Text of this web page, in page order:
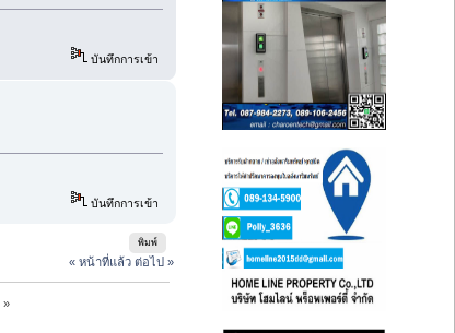
บันทึกการเข้า
บันทึกการเข้า
พิมพ์
« หน้าที่แล้ว ต่อไป »
»